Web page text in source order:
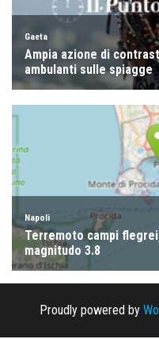
Proudly powered by